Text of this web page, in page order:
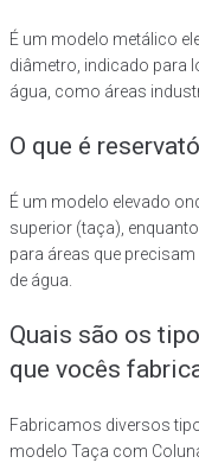
É um modelo metálico
diâmetro, indicado para
água, como áreas
O que é
É um modelo elevado
superior (taça),
para áreas que
de água.
Quais são os
que vocês
Fabricamos diversos
modelo Taça com